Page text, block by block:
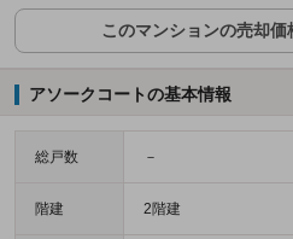
このマンションの売却価
アソークコートの基本情報
総戸数 －
階建 2階建